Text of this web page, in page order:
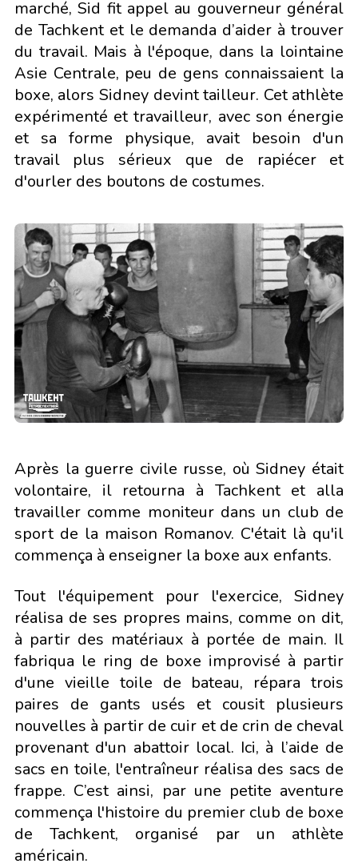
marché, Sid fit appel au gouverneur général
de Tachkent et le demanda d’aider à trouver
du travail. Mais à l'époque, dans la lointaine
Asie Centrale, peu de gens connaissaient la
boxe, alors Sidney devint tailleur. Cet athlète
expérimenté et travailleur, avec son énergie
et sa forme physique, avait besoin d'un
travail plus sérieux que de rapiécer et
d'ourler des boutons de costumes.
Après la guerre civile russe, où Sidney était
volontaire, il retourna à Tachkent et alla
travailler comme moniteur dans un club de
sport de la maison Romanov. C'était là qu'il
commença à enseigner la boxe aux enfants.
Tout l'équipement pour l'exercice, Sidney
réalisa de ses propres mains, comme on dit,
à partir des matériaux à portée de main. Il
fabriqua le ring de boxe improvisé à partir
d'une vieille toile de bateau, répara trois
paires de gants usés et cousit plusieurs
nouvelles à partir de cuir et de crin de cheval
provenant d'un abattoir local. Ici, à l’aide de
sacs en toile, l'entraîneur réalisa des sacs de
frappe. C’est ainsi, par une petite aventure
commença l'histoire du premier club de boxe
de Tachkent, organisé par un athlète
américain.